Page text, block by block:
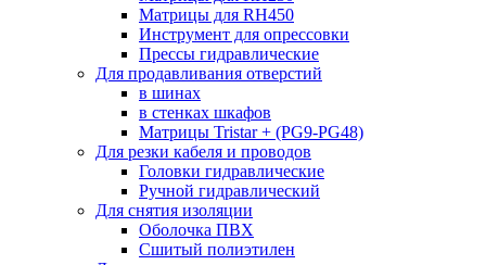
Матрицы для RH450
Инструмент для опрессовки
Прессы гидравлические
Для продавливания отверстий
в шинах
в стенках шкафов
Матрицы Tristar + (PG9-PG48)
Для резки кабеля и проводов
Головки гидравлические
Ручной гидравлический
Для снятия изоляции
Оболочка ПВХ
Сшитый полиэтилен